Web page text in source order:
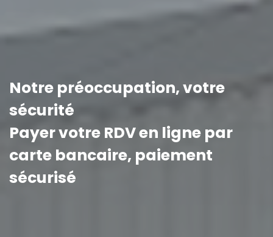
Notre préoccupation, votre
sécurité
Payer votre RDV en ligne par
carte bancaire, paiement
sécurisé